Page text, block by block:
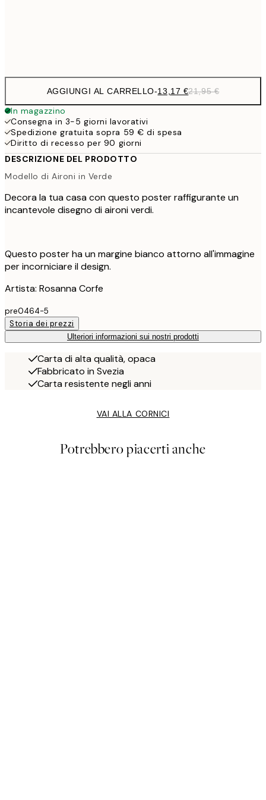
AGGIUNGI AL CARRELLO-13,17 €21,95 €
In magazzino
Consegna in 3-5 giorni lavorativi
Spedizione gratuita sopra 59 € di spesa
Diritto di recesso per 90 giorni
DESCRIZIONE DEL PRODOTTO
Modello di Aironi in Verde
Decora la tua casa con questo poster raffigurante un
incantevole disegno di aironi verdi.
Questo poster ha un margine bianco attorno all'immagine
per incorniciare il design.
Artista: Rosanna Corfe
pre0464-5
Storia dei prezzi
Ulteriori informazioni sui nostri prodotti
Carta di alta qualità, opaca
Fabbricato in Svezia
Carta resistente negli anni
VAI ALLA CORNICI
Potrebbero piacerti anche